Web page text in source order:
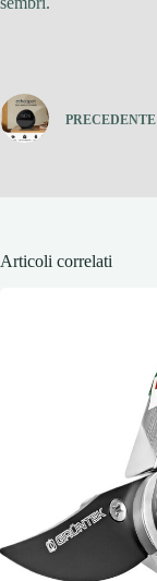
PRECEDENTE
Articoli correlati